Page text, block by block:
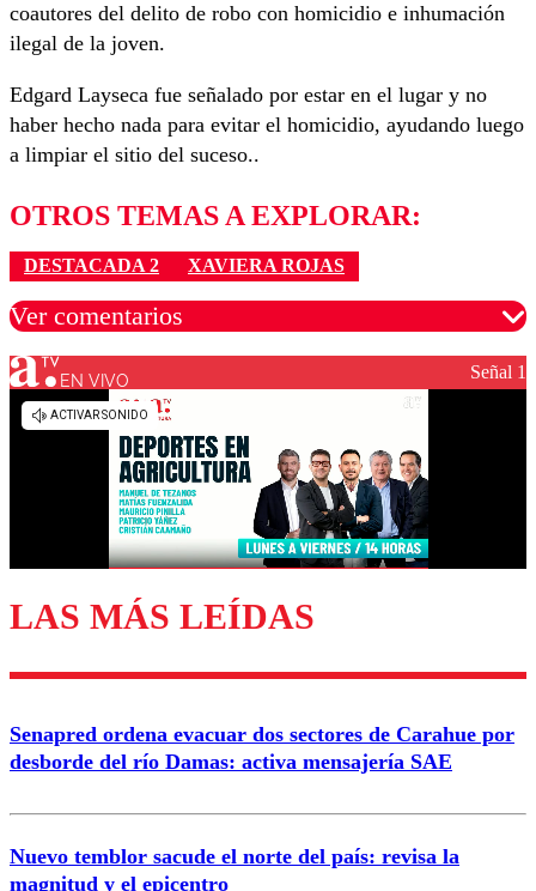
coautores del delito de robo con homicidio e inhumación
ilegal de la joven.
Edgard Layseca fue señalado por estar en el lugar y no
haber hecho nada para evitar el homicidio, ayudando luego
a limpiar el sitio del suceso..
OTROS TEMAS A EXPLORAR:
DESTACADA 2 XAVIERA ROJAS
Ver comentarios
Los comentarios son moderados para garantizar un
Enviar comentario
EN VIVO Señal 1
LAS MÁS LEÍDAS
Senapred ordena evacuar dos sectores de Carahue por
desborde del río Damas: activa mensajería SAE
Nuevo temblor sacude el norte del país: revisa la
magnitud y el epicentro